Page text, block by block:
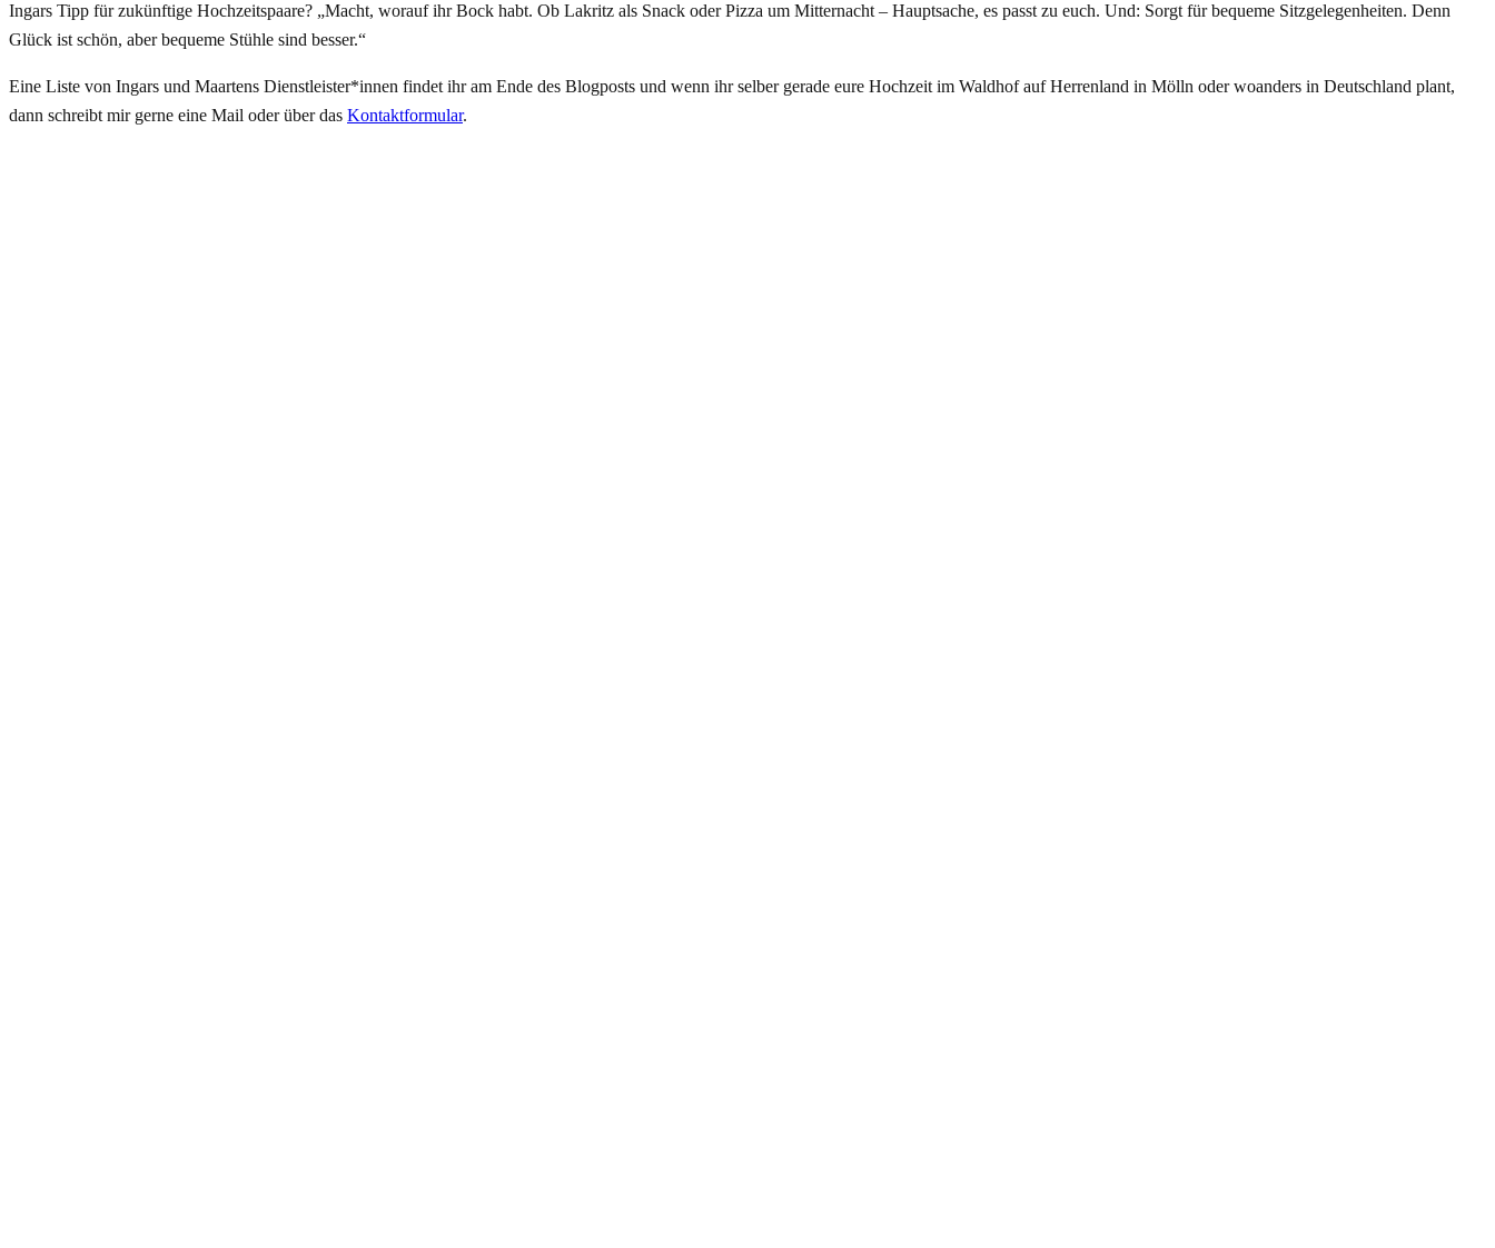
Ingars Tipp für zukünftige Hochzeitspaare? „Macht, worauf ihr Bock habt. Ob Lakritz als Snack oder Pizza um Mitternacht – Hauptsache, es passt zu euch. Und: Sorgt für bequeme Sitzgelegenheiten. Denn
Glück ist schön, aber bequeme Stühle sind besser.“
Eine Liste von Ingars und Maartens Dienstleister*innen findet ihr am Ende des Blogposts und wenn ihr selber gerade eure Hochzeit im Waldhof auf Herrenland in Mölln oder woanders in Deutschland plant,
dann schreibt mir gerne eine Mail oder über das Kontaktformular.